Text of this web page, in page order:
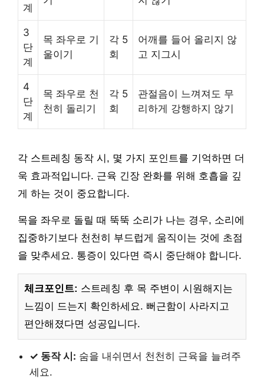
계
3
단
계
목 좌우로 기
울이기
각 5
회
어깨를 들어 올리지 않
고 지그시
4
단
계
목 좌우로 천
천히 돌리기
각 5
회
관절음이 느껴져도 무
리하게 강행하지 않기
각 스트레칭 동작 시, 몇 가지 포인트를 기억하면 더
욱 효과적입니다. 근육 긴장 완화를 위해 호흡을 깊
게 하는 것이 중요합니다.
목을 좌우로 돌릴 때 뚝뚝 소리가 나는 경우, 소리에
집중하기보다 천천히 부드럽게 움직이는 것에 초점
을 맞추세요. 통증이 있다면 즉시 중단해야 합니다.
체크포인트: 스트레칭 후 목 주변이 시원해지는
느낌이 드는지 확인하세요. 뻐근함이 사라지고
편안해졌다면 성공입니다.
✓ 동작 시: 숨을 내쉬면서 천천히 근육을 늘려주
세요.